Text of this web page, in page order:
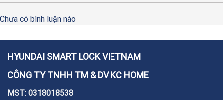
Chưa có bình luận nào
HYUNDAI SMART LOCK VIETNAM
CÔNG TY TNHH TM & DV KC HOME
MST: 0318018538